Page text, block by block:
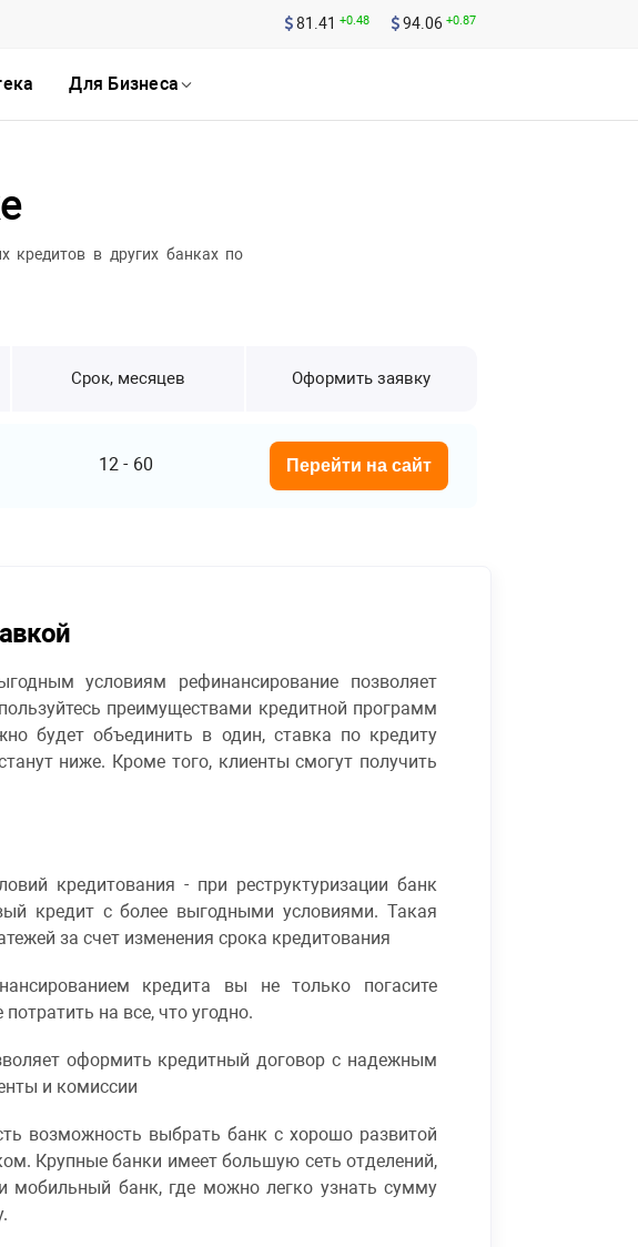
81.41 +0.48 94.06 +0.87
Для Бизнеса
кредитов в других банках по
Срок, месяцев Оформить заявку
12 - 60 Перейти на сайт
условиям рефинансирование позволяет
преимуществами кредитной программ
будет объединить в один, ставка по кредиту
ниже. Кроме того, клиенты смогут получить
кредитования - при реструктуризации банк
кредит с более выгодными условиями. Такая
за счет изменения срока кредитования
кредита вы не только погасите
на все, что угодно.
оформить кредитный договор с надежным
и комиссии
возможность выбрать банк с хорошо развитой
Крупные банки имеет большую сеть отделений,
мобильный банк, где можно легко узнать сумму